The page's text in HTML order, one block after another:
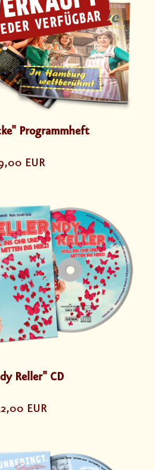
Programmheft
EUR
Reller" CD
EUR